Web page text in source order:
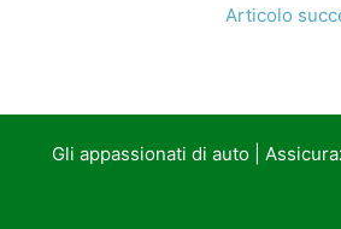
Articolo
Gli appassionati di auto|